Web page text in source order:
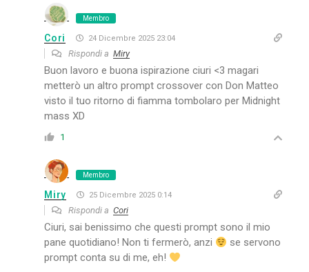
Membro
Cori 24 Dicembre 2025 23:04
Rispondi aMiry
Buon lavoro e buona ispirazione ciuri <3 magari
metterò un altro prompt crossover con Don Matteo
visto il tuo ritorno di fiamma tombolaro per Midnight
mass XD
1
Membro
Miry 25 Dicembre 2025 0:14
Rispondi aCori
Ciuri, sai benissimo che questi prompt sono il mio
pane quotidiano! Non ti fermerò, anzi
se servono
prompt conta su di me, eh!